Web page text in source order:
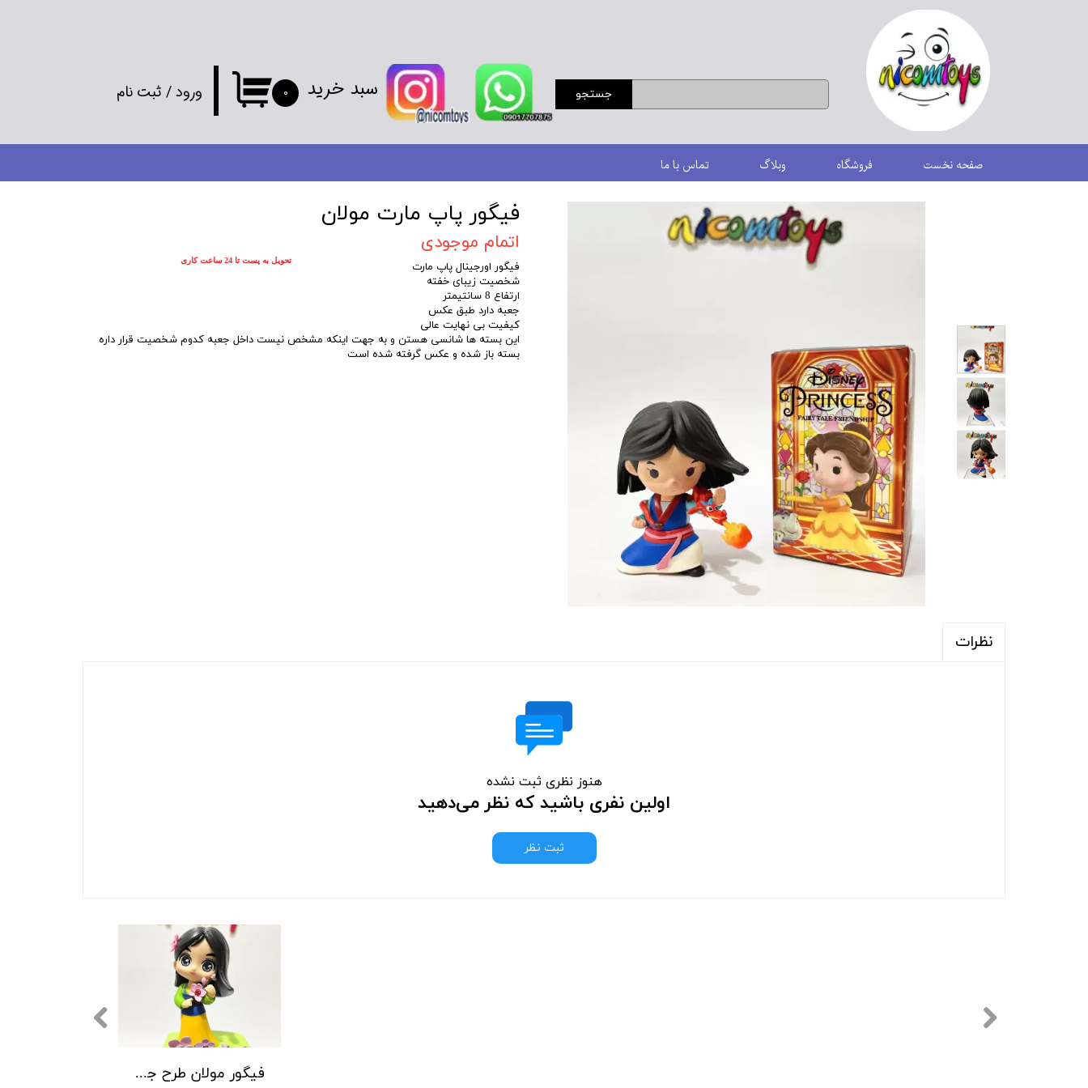
ورود/ ثبت نام جستجو ۰ سبد خرید
صفحه نخست فروشگاه وبلاگ تماس با ما
فیگور پاپ مارت مولان
اتمام موجودی
فیگور اورجینال پاپ مارت
شخصیت زیبای خفته
ارتفاع 8 سانتیمتر
جعبه دارد طبق عکس
کیفیت بی نهایت عالی
این بسته ها شانسی هستن و به جهت اینکه مشخص نیست داخل جعبه کدوم شخصیت قرار داره
بسته باز شده و عکس گرفته شده است
نظرات
هنوز نظری ثبت نشده
اولین نفری باشید که نظر می‌دهید
ثبت نظر
فیگور مولان طرح جدید
تحویل به پست تا 24 ساعت کاری